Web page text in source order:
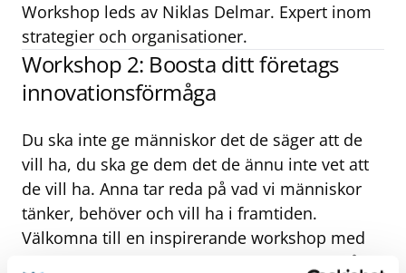
Workshop leds av Niklas Delmar. Expert inom
strategier och organisationer.
Workshop 2: Boosta ditt företags
innovationsförmåga
Du ska inte ge människor det de säger att de
vill ha, du ska ge dem det de ännu inte vet att
de vill ha. Anna tar reda på vad vi människor
tänker, behöver och vill ha i framtiden.
Välkomna till en inspirerande workshop med
Robot-Anna. Onsdag 28/9, kl. 08.30-16.00 på